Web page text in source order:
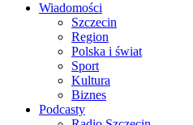
Wiadomości
Szczecin
Region
Polska i świat
Sport
Kultura
Biznes
Podcasty